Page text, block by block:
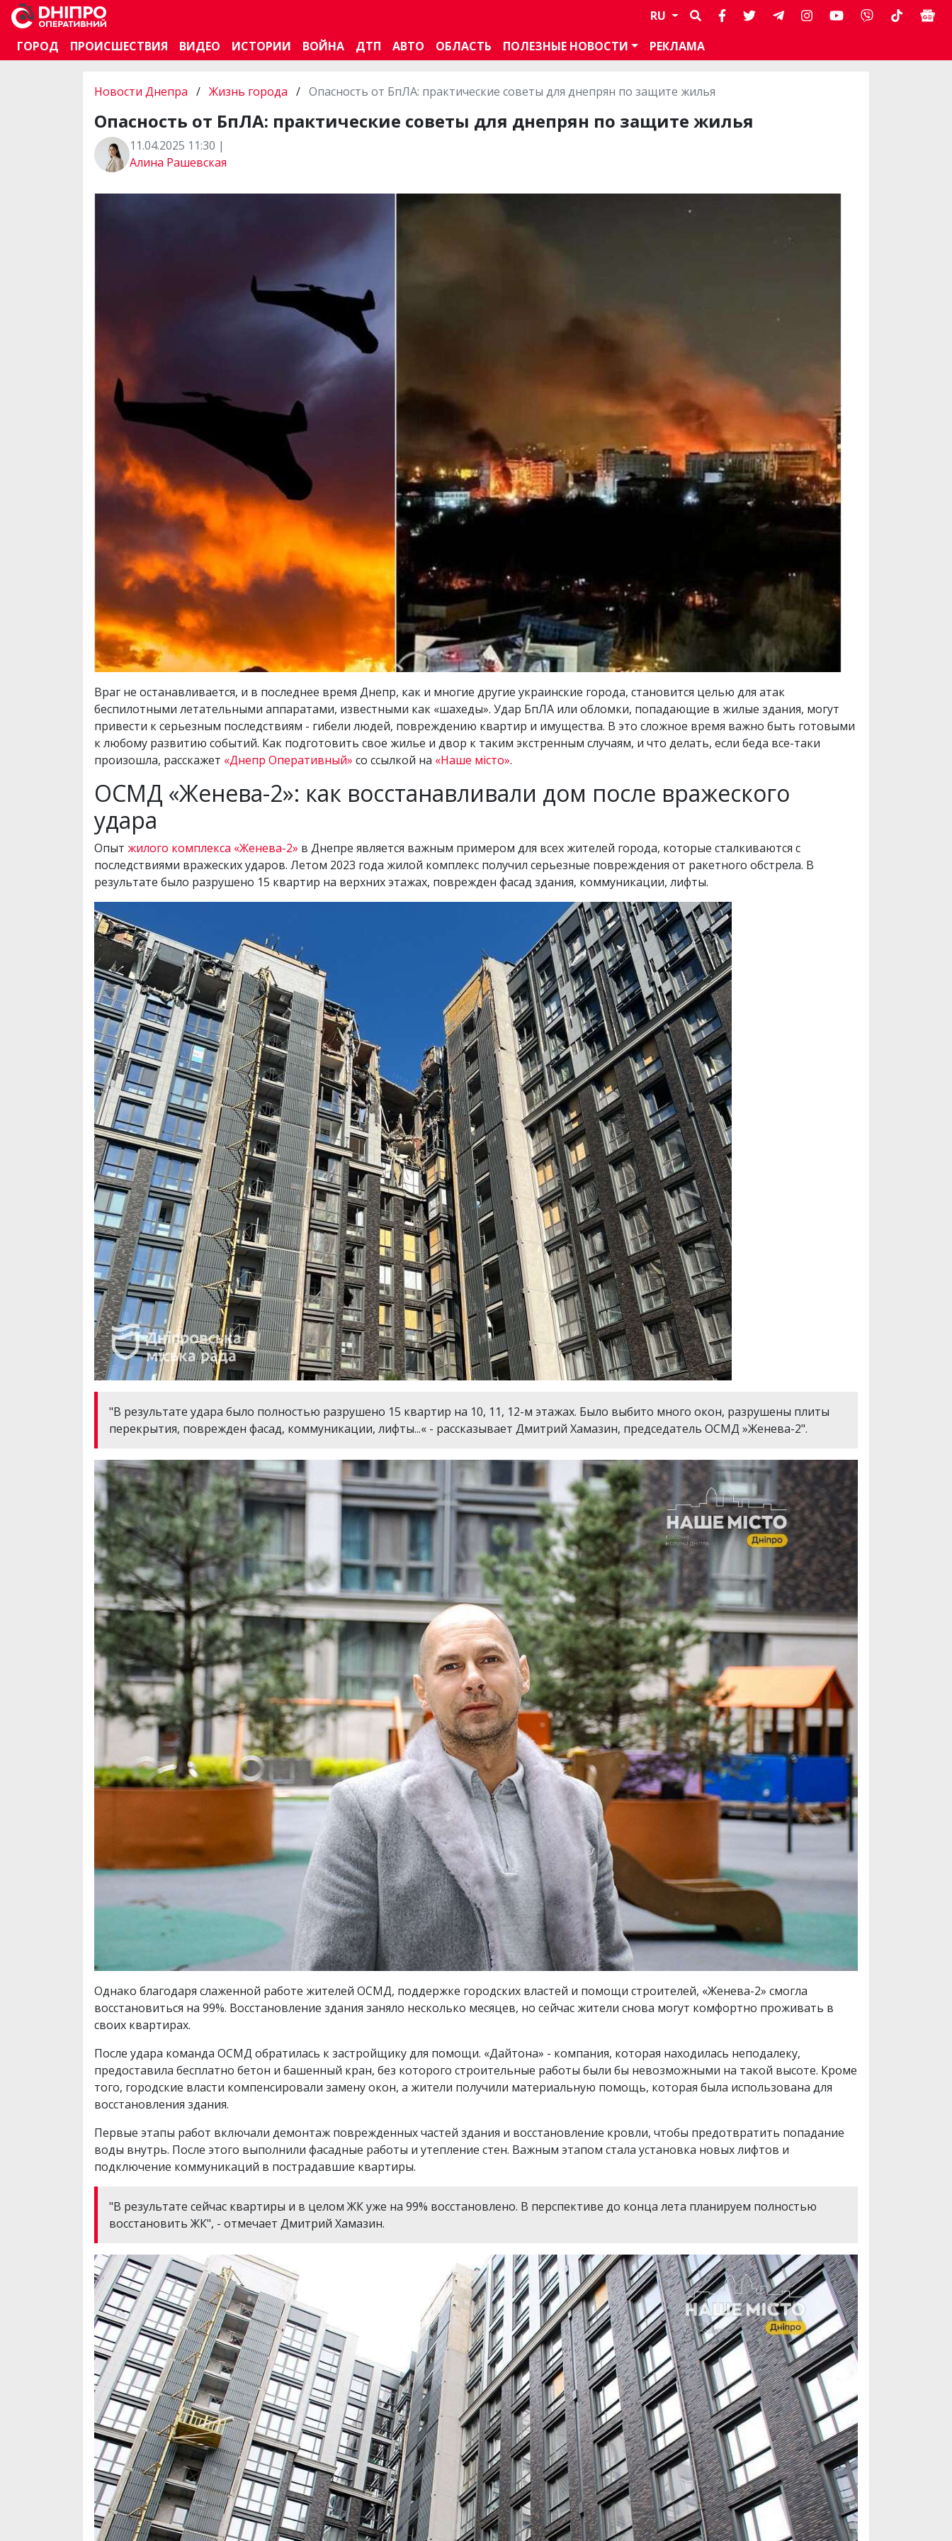
RU
ГОРОД
ПРОИСШЕСТВИЯ ВИДЕО ИСТОРИИ ВОЙНА ДТП АВТО ОБЛАСТЬ ПОЛЕЗНЫЕ НОВОСТИ РЕКЛАМА
Новости Днепра / Жизнь города / Опасность от БпЛА: практические советы для днепрян по защите жилья
Опасность от БпЛА: практические советы для днепрян по защите жилья
11.04.2025 11:30 |
Алина Рашевская
Враг не останавливается, и в последнее время Днепр, как и многие другие украинские города, становится целью для атак
беспилотными летательными аппаратами, известными как «шахеды». Удар БпЛА или обломки, попадающие в жилые здания, могут
привести к серьезным последствиям - гибели людей, повреждению квартир и имущества. В это сложное время важно быть готовыми
к любому развитию событий. Как подготовить свое жилье и двор к таким экстренным случаям, и что делать, если беда все-таки
произошла, расскажет «Днепр Оперативный» со ссылкой на «Наше місто».
ОСМД «Женева-2»: как восстанавливали дом после вражеского
удара
Опыт жилого комплекса «Женева-2» в Днепре является важным примером для всех жителей города, которые сталкиваются с
последствиями вражеских ударов. Летом 2023 года жилой комплекс получил серьезные повреждения от ракетного обстрела. В
результате было разрушено 15 квартир на верхних этажах, поврежден фасад здания, коммуникации, лифты.
"В результате удара было полностью разрушено 15 квартир на 10, 11, 12-м этажах. Было выбито много окон, разрушены плиты
перекрытия, поврежден фасад, коммуникации, лифты...« - рассказывает Дмитрий Хамазин, председатель ОСМД »Женева-2".
Однако благодаря слаженной работе жителей ОСМД, поддержке городских властей и помощи строителей, «Женева-2» смогла
восстановиться на 99%. Восстановление здания заняло несколько месяцев, но сейчас жители снова могут комфортно проживать в
своих квартирах.
После удара команда ОСМД обратилась к застройщику для помощи. «Дайтона» - компания, которая находилась неподалеку,
предоставила бесплатно бетон и башенный кран, без которого строительные работы были бы невозможными на такой высоте. Кроме
того, городские власти компенсировали замену окон, а жители получили материальную помощь, которая была использована для
восстановления здания.
Первые этапы работ включали демонтаж поврежденных частей здания и восстановление кровли, чтобы предотвратить попадание
воды внутрь. После этого выполнили фасадные работы и утепление стен. Важным этапом стала установка новых лифтов и
подключение коммуникаций в пострадавшие квартиры.
"В результате сейчас квартиры и в целом ЖК уже на 99% восстановлено. В перспективе до конца лета планируем полностью
восстановить ЖК", - отмечает Дмитрий Хамазин.